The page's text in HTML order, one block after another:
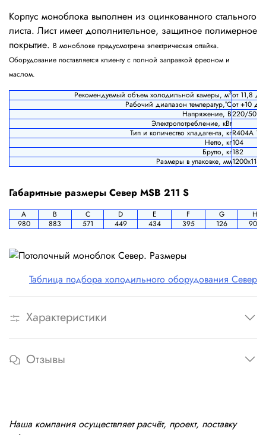
Корпус моноблока выполнен из оцинкованного стального
листа. Лист имеет дополнительное, защитное полимерное
покрытие. В моноблоке предусмотрена электрическая оттайка.
Оборудование поставляется клиенту с полной заправкой фреоном и
маслом.
Рекомендуемый объем холодильной камеры, м3от 11,8
Рабочий диапазон температур,°Сот +10 до
Напряжение, В220/50
Электропотребление, кВт
Тип и количество хладагента, кгR404A 1,2
Нетто, кг104
Брутто, кг182
Размеры в упаковке, мм
Габаритные размеры Север MSB 211 S
A B C D E F G
H
980
883 571 449 434 395 126 906
Таблица подбора холодильного оборудования Север
Характеристики
Отзывы
Наша компания осуществляет расчёт, проект, поставку